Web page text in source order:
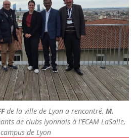
de la ville de Lyon a rencontré, M.
de clubs lyonnais à l’ECAM LaSalle,
campus de Lyon